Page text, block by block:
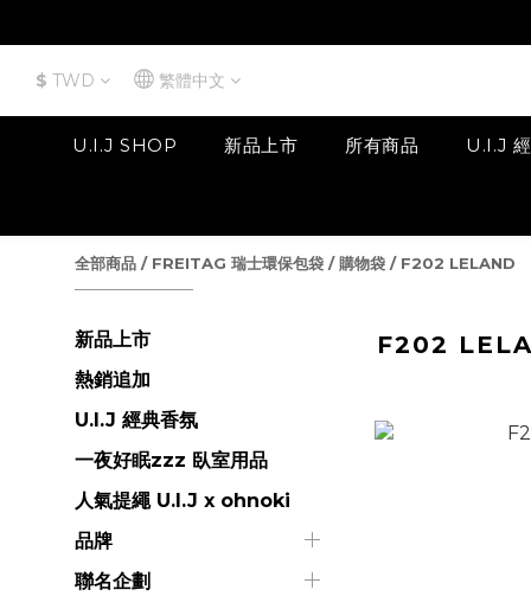
$ TWD 繁體中文
U.I.J SHOP 新品上市 所有商品 U.I.J
全部商品 / FREITAG 瑞士環保包袋 / 購物袋 / F202 LELAND
新品上市
熱銷追加
U.I.J 經典香氛
一夜好眠zzz 臥室用品
人氣提繩 U.I.J x ohnoki
品牌
聯名企劃
F202